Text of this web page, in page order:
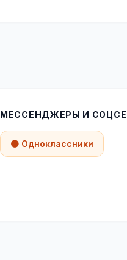
МЕССЕНДЖЕРЫ И
🟠 Одноклассники